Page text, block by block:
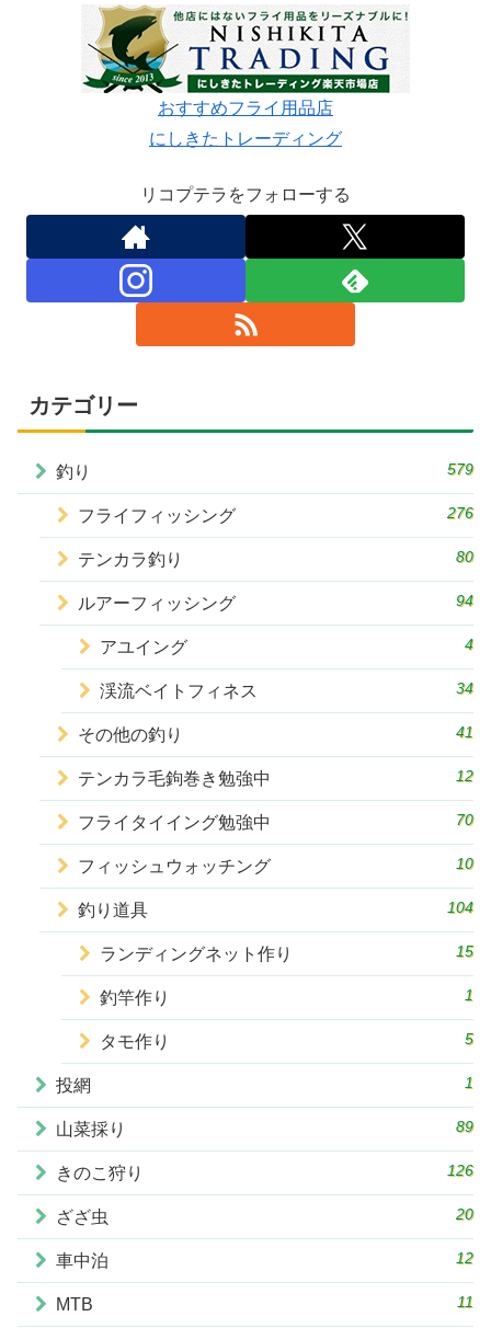
おすすめフライ用品店
にしきたトレーディング
リコプテラをフォローする
カテゴリー
釣り 579
フライフィッシング 276
テンカラ釣り 80
ルアーフィッシング 94
アユイング 4
渓流ベイトフィネス 34
その他の釣り 41
テンカラ毛鉤巻き勉強中 12
フライタイイング勉強中 70
フィッシュウォッチング 10
釣り道具 104
ランディングネット作り 15
釣竿作り 1
タモ作り 5
投網 1
山菜採り 89
きのこ狩り 126
ざざ虫 20
車中泊 12
MTB 11